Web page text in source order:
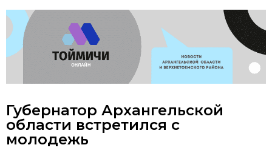
Губернатор Архангельской
области встретился с
молодежь